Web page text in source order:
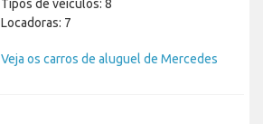
Tipos de veículos: 8
Locadoras: 7
Veja os carros de aluguel de Mercedes